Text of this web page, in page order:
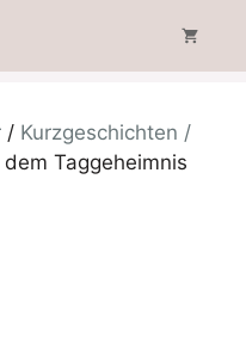
/ Kurzgeschichten /
Taggeheimnis